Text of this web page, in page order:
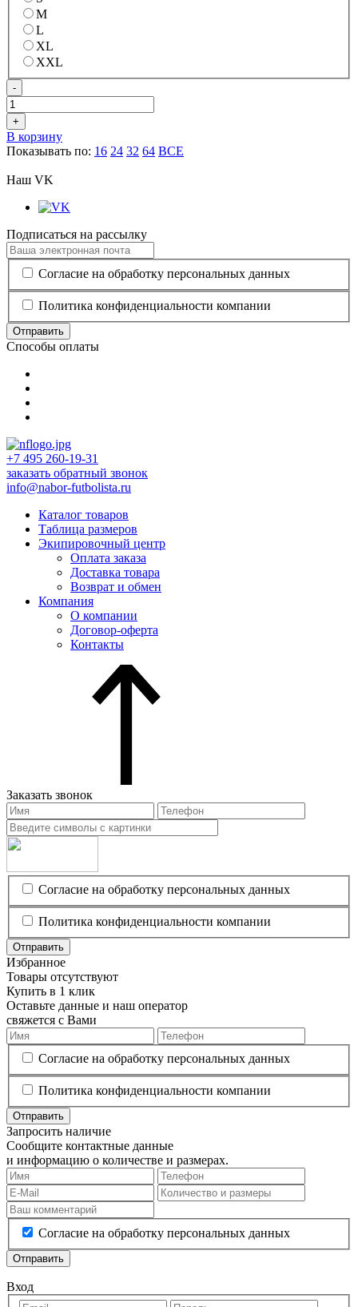
M
L
XL
XXL
-
+
В корзину
Показывать по: 16 24 32 64 ВСЕ
Наш VK
Подписаться на рассылку
Согласие на обработку персональных данных
Политика конфиденциальности компании
Отправить
Способы оплаты
+7 495 260-19-31
заказать обратный звонок
info@nabor-futbolista.ru
Каталог товаров
Таблица размеров
Экипировочный центр
Оплата заказа
Доставка товара
Возврат и обмен
Компания
О компании
Договор-оферта
Контакты
Заказать звонок
Согласие на обработку персональных данных
Политика конфиденциальности компании
Отправить
Избранное
Товары отсутствуют
Купить в 1 клик
Оставьте данные и наш оператор
свяжется с Вами
Согласие на обработку персональных данных
Политика конфиденциальности компании
Отправить
Запросить наличие
Сообщите контактные данные
и информацию о количестве и размерах.
Согласие на обработку персональных данных
Отправить
Вход